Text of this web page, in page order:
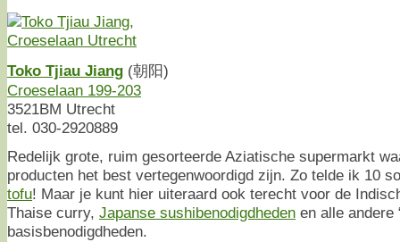
Toko Tjiau Jiang (朝阳)
Croeselaan 199-203
3521BM Utrecht
tel. 030-2920889
Redelijk grote, ruim gesorteerde Aziatische supermarkt
producten het best vertegenwoordigd zijn. Zo telde ik 10
tofu! Maar je kunt hier uiteraard ook terecht voor de
Thaise curry, Japanse sushibenodigdheden en alle andere
basisbenodigdheden.